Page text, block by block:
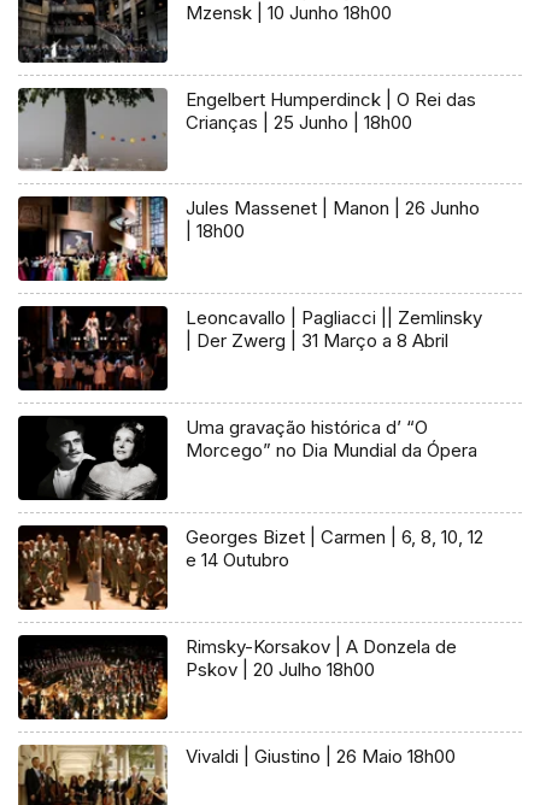
Mzensk | 10 Junho 18h00
Engelbert Humperdinck | O Rei das
Crianças | 25 Junho | 18h00
Jules Massenet | Manon | 26 Junho
| 18h00
Leoncavallo | Pagliacci || Zemlinsky
| Der Zwerg | 31 Março a 8 Abril
Uma gravação histórica d’ “O
Morcego” no Dia Mundial da Ópera
Georges Bizet | Carmen | 6, 8, 10, 12
e 14 Outubro
Rimsky-Korsakov | A Donzela de
Pskov | 20 Julho 18h00
Vivaldi | Giustino | 26 Maio 18h00